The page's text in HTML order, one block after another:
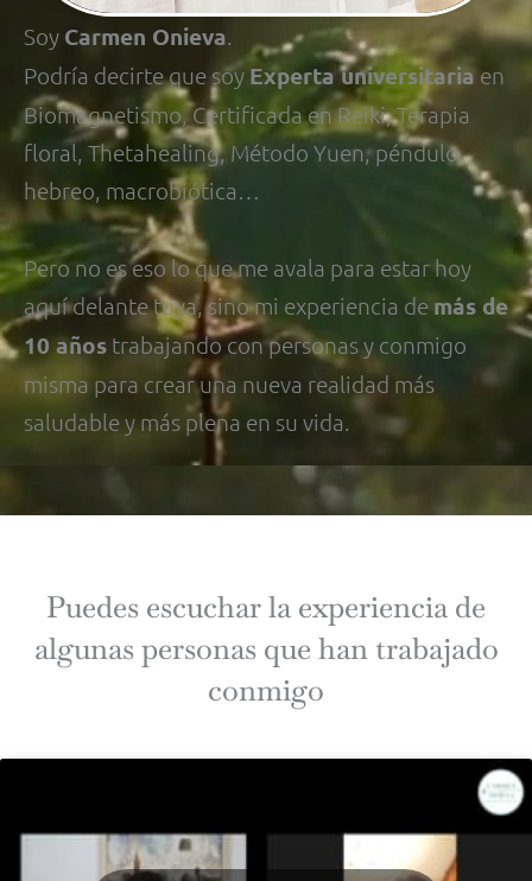
Soy Carmen Onieva.
Podría decirte que soy Experta universitaria en
Biomagnetismo, Certificada en Reiki, Terapia
floral, Thetahealing, Método Yuen, péndulo
hebreo, macrobiótica…
Pero no es eso lo que me avala para estar hoy
aquí delante tuya, sino mi experiencia de más de
10 años trabajando con personas y conmigo
misma para crear una nueva realidad más
saludable y más plena en su vida.
Puedes escuchar la experiencia de
algunas personas que han trabajado
conmigo